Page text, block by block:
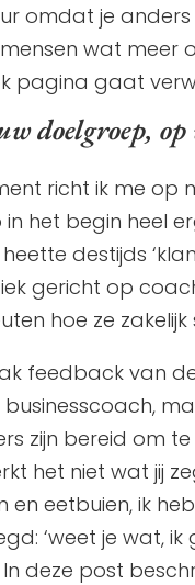
omdat je
wat meer
pagina gaat
doelgroep,
richt ik me op
in het begin heel
destijds
gericht op
hoe ze zakelijk
feedback van
zijn bereid om
het niet wat jij
en eetbuien, ik
‘weet je wat,
In deze post